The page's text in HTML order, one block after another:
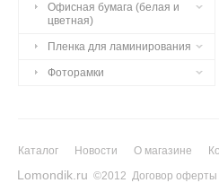
Офисная бумага (белая и
цветная)
Пленка для ламинирования
Фоторамки
Каталог Новости О магазине
Lomondik.ru ©2012 Договор оферты